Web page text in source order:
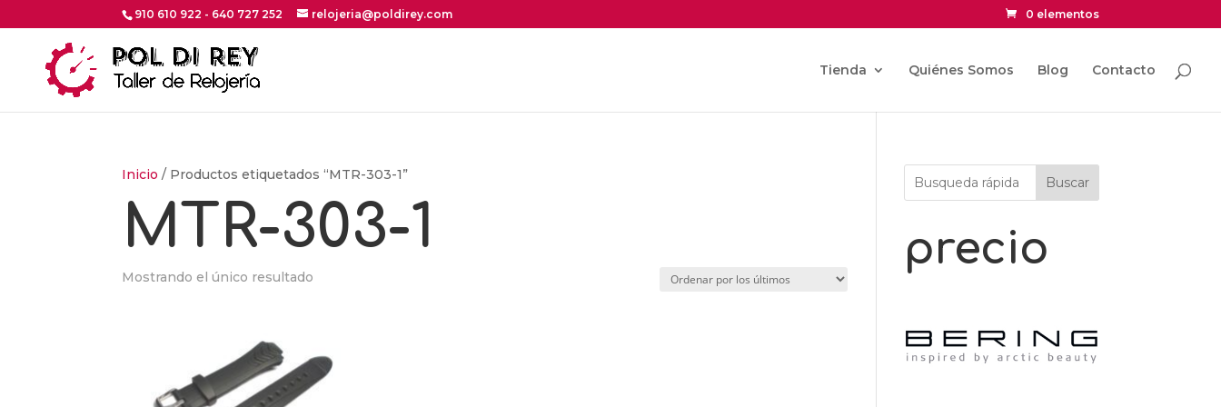
910 610 922 - 640 727 252 relojeria@poldirey.com 0 elementos
Tienda Quiénes Somos Blog Contacto
Inicio / Productos etiquetados “MTR-303-1”
MTR-303-1
Mostrando el único resultado
Buscar
precio